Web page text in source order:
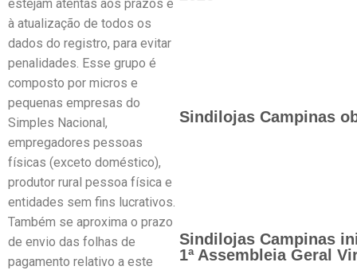
estejam atentas aos prazos e
à atualização de todos os
dados do registro, para evitar
penalidades. Esse grupo é
composto por micros e
pequenas empresas do
Simples Nacional,
empregadores pessoas
físicas (exceto doméstico),
produtor rural pessoa física e
entidades sem fins lucrativos.
Também se aproxima o prazo
de envio das folhas de
pagamento relativo a este
Sindilojas Campinas
Sindilojas Campinas
1ª Assembleia Geral